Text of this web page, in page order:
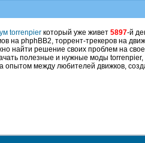
torrenpier который уже живет 5897-й
на phphBB2, торрент-трекеров на
найти решение своих проблем на
полезные и нужные моды torrenpier,
между любителей движков,